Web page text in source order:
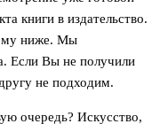
книги в издательство.
ниже. Мы
Если Вы не получили
не подходим.
очередь? Искусство,